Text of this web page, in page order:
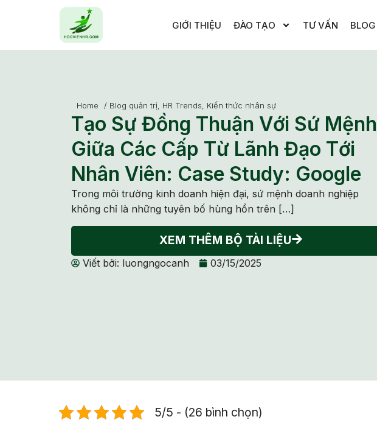
GIỚI THIỆU ĐÀO TẠO TƯ VẤN BLOG
Home / Blog quản trị, HR Trends, Kiến thức nhân sự
Tạo Sự Đồng Thuận Với Sứ Mệnh
Giữa Các Cấp Từ Lãnh Đạo Tới
Nhân Viên: Case Study: Google
Trong môi trường kinh doanh hiện đại, sứ mệnh doanh nghiệp
không chỉ là những tuyên bố hùng hồn trên […]
XEM THÊM BỘ TÀI LIỆU
Viết bởi: luongngocanh 03/15/2025
5/5 - (26 bình chọn)